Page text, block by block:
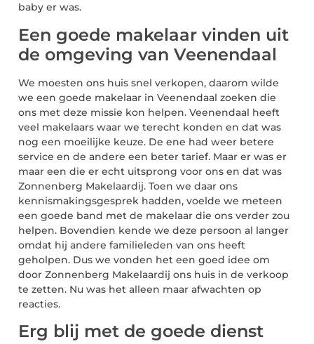
baby er was.
Een goede makelaar vinden uit
de omgeving van Veenendaal
We moesten ons huis snel verkopen, daarom wilde
we een goede makelaar in Veenendaal zoeken die
ons met deze missie kon helpen. Veenendaal heeft
veel makelaars waar we terecht konden en dat was
nog een moeilijke keuze. De ene had weer betere
service en de andere een beter tarief. Maar er was er
maar een die er echt uitsprong voor ons en dat was
Zonnenberg Makelaardij. Toen we daar ons
kennismakingsgesprek hadden, voelde we meteen
een goede band met de makelaar die ons verder zou
helpen. Bovendien kende we deze persoon al langer
omdat hij andere familieleden van ons heeft
geholpen. Dus we vonden het een goed idee om
door Zonnenberg Makelaardij ons huis in de verkoop
te zetten. Nu was het alleen maar afwachten op
reacties.
Erg blij met de goede dienst